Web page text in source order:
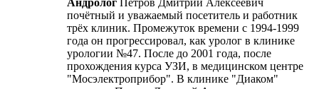
Андролог
Петров Дмитрий Алексеевич
почётный и уважаемый посетитель и работник
трёх клиник. Промежуток времени с 1994-1999
года он прогрессировал, как уролог в клинике
урологии №47. После до 2001 года, после
прохождения курса УЗИ, в медицинском центре
"Мосэлектроприбор". В клинике "Диаком"